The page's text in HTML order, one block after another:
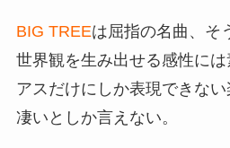
BIG TREEは屈指の名曲、そ
世界観を生み出せる感性に
アスだけにしか表現できな
凄いとしか言えない。